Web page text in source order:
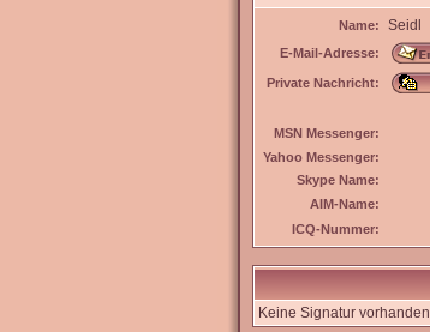
Name: Seidl
E-Mail-Adresse:
Private Nachricht:
MSN Messenger:
Yahoo Messenger:
Skype Name:
AIM-Name:
ICQ-Nummer:
Keine Signatur vorhanden